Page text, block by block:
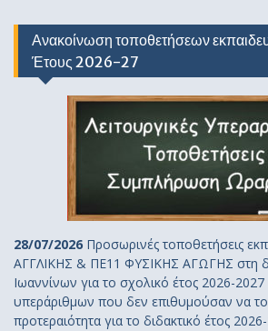
Ανακοίνωση τοποθετήσεων
Έτους 2026-27
28/07/2026 Προσωρινές τοποθετήσεις
ΑΓΓΛΙΚΗΣ & ΠΕ11 ΦΥΣΙΚΗΣ ΑΓΩΓΗΣ στη
Ιωαννίνων για το σχολικό έτος 2026-2027
υπεράριθμων που δεν επιθυμούσαν να
προτεραιότητα για το διδακτικό έτος